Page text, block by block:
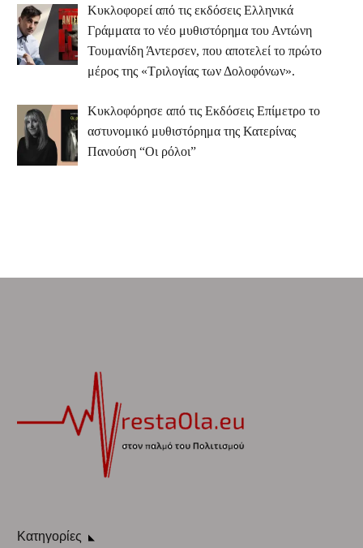
Κυκλοφορεί από τις εκδόσεις Ελληνικά
Γράμματα το νέο μυθιστόρημα του Αντώνη
Τουμανίδη Άντερσεν, που αποτελεί το πρώτο
μέρος της «Τριλογίας των Δολοφόνων».
Κυκλοφόρησε από τις Εκδόσεις Επίμετρο το
αστυνομικό μυθιστόρημα της Κατερίνας
Πανούση “Οι ρόλοι”
Κατηγορίες